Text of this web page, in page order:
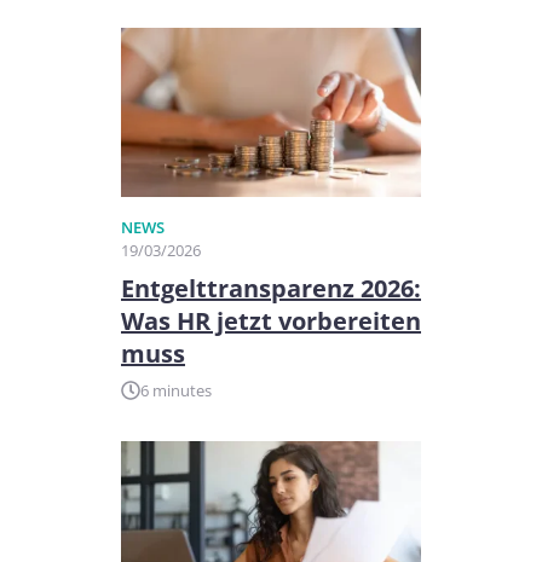
NEWS
19/03/2026
Entgelttransparenz 2026:
Was HR jetzt vorbereiten
muss
6 minutes